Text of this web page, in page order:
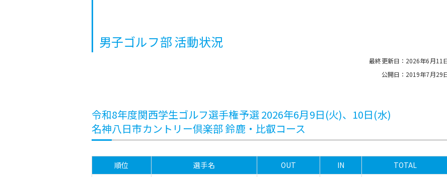
男子ゴルフ部 活動状況
最終更新日：2026年6月11
公開日：2019年7月29
令和8年度関西学生ゴルフ選手権予選 2026年6月9日(火)、10日(水)
名神八日市カントリー倶楽部 鈴鹿・比叡コース
順位 選手名 OUT IN
TOTAL